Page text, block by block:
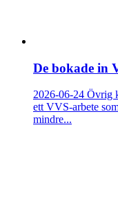
De bokade in
2026-06-24 Övrig
ett VVS-arbete
mindre...